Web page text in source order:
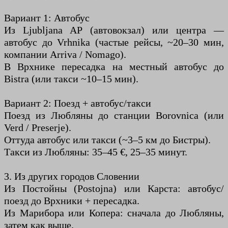
Вариант 1: Автобус
Из Ljubljana AP (автовокзал) или центра —
автобус до Vrhnika (частые рейсы, ~20–30 мин,
компании Arriva / Nomago).
В Врхнике пересадка на местный автобус до
Bistra (или такси ~10–15 мин).
Вариант 2: Поезд + автобус/такси
Поезд из Любляны до станции Borovnica (или
Verd / Preserje).
Оттуда автобус или такси (~3–5 км до Бистры).
Такси из Любляны: 35–45 €, 25–35 минут.
3. Из других городов Словении
Из Постойны (Postojna) или Карста: автобус/
поезд до Врхники + пересадка.
Из Марибора или Копера: сначала до Любляны,
затем как выше.